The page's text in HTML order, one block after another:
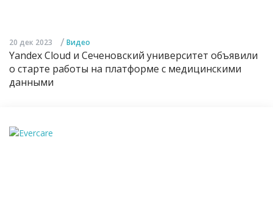
20 дек 2023 / Видео
Yandex Cloud и Сеченовский университет объявили
о старте работы на платформе с медицинскими
данными